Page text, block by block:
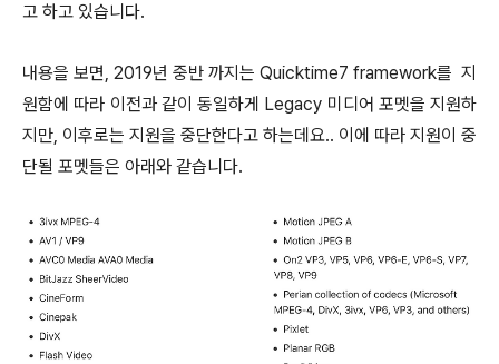
고 하고 있습니다.
내용을 보면, 2019년 중반 까지는 Quicktime7 framework를 지
원함에 따라 이전과 같이 동일하게 Legacy 미디어 포멧을 지원하
지만, 이후로는 지원을 중단한다고 하는데요.. 이에 따라 지원이 중
단될 포멧들은 아래와 같습니다.